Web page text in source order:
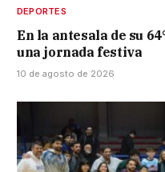
DEPORTES
En la antesala de su
una jornada festiva
10 de agosto de 2026